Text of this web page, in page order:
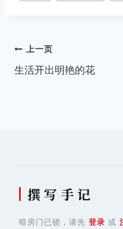
文
章
上一页
生活开出明艳的花
撰 写 手 记
暗房门已锁，请先 登录 或